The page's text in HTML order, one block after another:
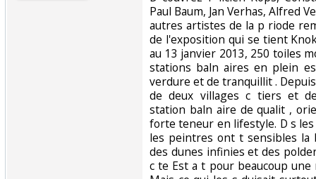
Paul Baum, Jan Verhas, Alfred
autres artistes de la p riode
de l'exposition qui se tient
au 13 janvier 2013, 250 toiles
stations baln aires en plein
verdure et de tranquillit .
de deux villages c tiers et
station baln aire de qualit ,
forte teneur en lifestyle. D s
les peintres ont t sensibles la
des dunes infinies et des
c te Est a t pour beaucoup